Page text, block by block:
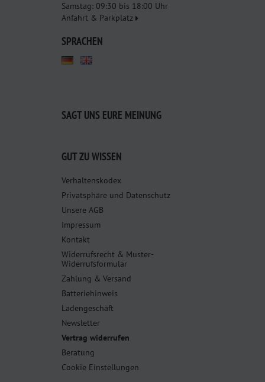
Samstag: 09:30 bis 18:00 Uhr
Anfahrt & Parkplatz
SPRACHEN
SAGT UNS EURE MEINUNG
GUT ZU WISSEN
Verhaltenskodex
Privatsphäre und Datenschutz
Unsere AGB
Impressum
Kontakt
Widerrufsrecht & Muster-
Widerrufsformular
Zahlung & Versand
Batteriehinweis
Ladengeschäft
Newsletter
Vertrag widerrufen
Beratung
Cookie Einstellungen